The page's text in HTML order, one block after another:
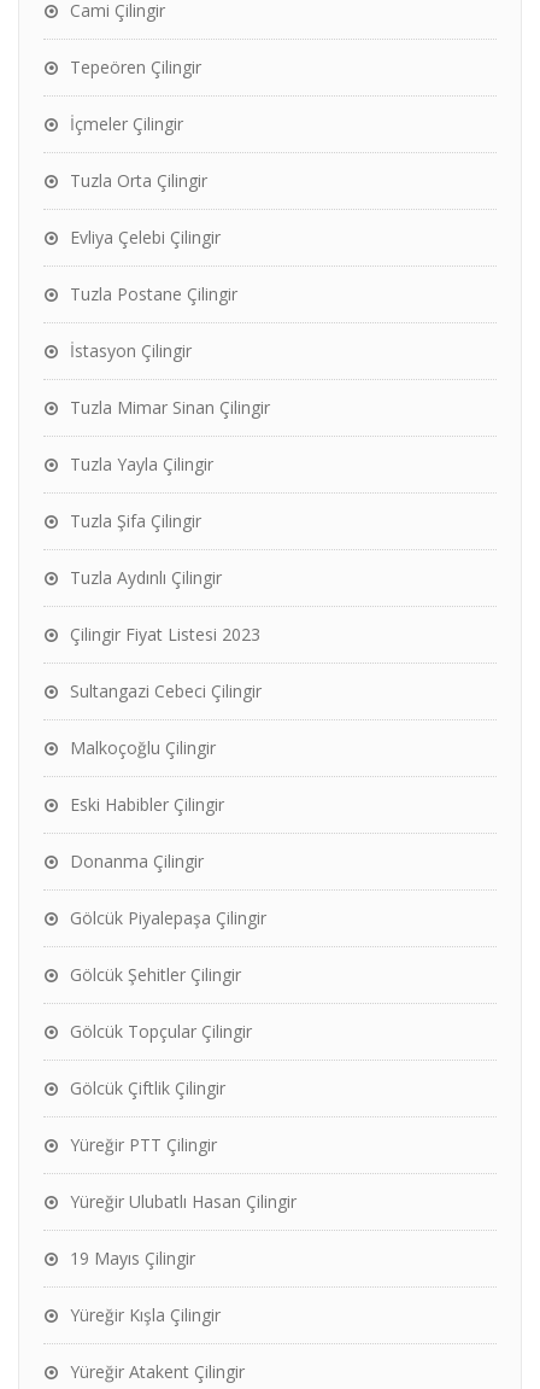
Cami Çilingir
Tepeören Çilingir
İçmeler Çilingir
Tuzla Orta Çilingir
Evliya Çelebi Çilingir
Tuzla Postane Çilingir
İstasyon Çilingir
Tuzla Mimar Sinan Çilingir
Tuzla Yayla Çilingir
Tuzla Şifa Çilingir
Tuzla Aydınlı Çilingir
Çilingir Fiyat Listesi 2023
Sultangazi Cebeci Çilingir
Malkoçoğlu Çilingir
Eski Habibler Çilingir
Donanma Çilingir
Gölcük Piyalepaşa Çilingir
Gölcük Şehitler Çilingir
Gölcük Topçular Çilingir
Gölcük Çiftlik Çilingir
Yüreğir PTT Çilingir
Yüreğir Ulubatlı Hasan Çilingir
19 Mayıs Çilingir
Yüreğir Kışla Çilingir
Yüreğir Atakent Çilingir